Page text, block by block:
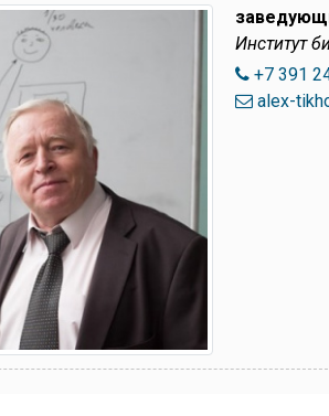
Институт
+7 391
alex-